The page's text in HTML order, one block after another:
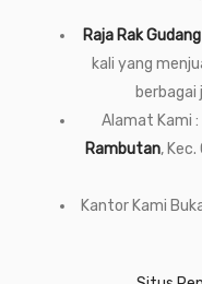
Raja Rak Gudang
kali yang
berbagai
Alamat Kami
Rambutan,
Kantor Kami